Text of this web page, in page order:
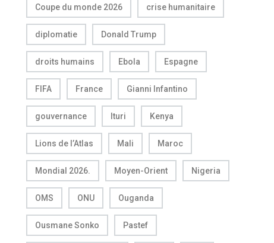
Coupe du monde 2026 crise humanitaire
diplomatie Donald Trump
droits humains Ebola Espagne
FIFA France Gianni Infantino
gouvernance Ituri Kenya
Lions de l’Atlas Mali Maroc
Mondial 2026. Moyen-Orient Nigeria
OMS ONU Ouganda
Ousmane Sonko Pastef